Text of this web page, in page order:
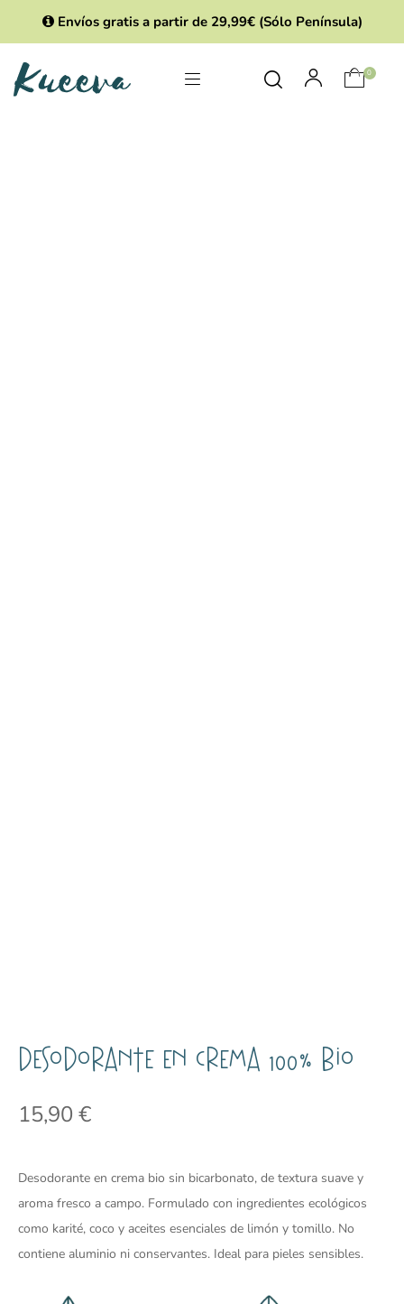
Envíos gratis a partir de 29,99€ (Sólo Península)
0
Desodorante en crema 100% BIO
15,90 €
Desodorante en crema bio sin bicarbonato, de textura suave y
aroma fresco a campo. Formulado con ingredientes ecológicos
como karité, coco y aceites esenciales de limón y tomillo. No
contiene aluminio ni conservantes. Ideal para pieles sensibles.